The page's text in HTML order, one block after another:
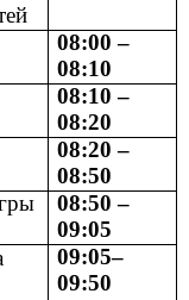
08:00 –
08:10
08:10 –
08:20
08:20 –
08:50
08:50 –
09:05
09:05–
09:50